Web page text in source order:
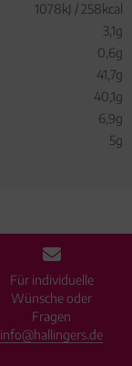
1078kJ / 258kcal
3,1g
0,6g
41,7g
40,1g
6,9g
5g
Für individuelle
Wünsche oder
Fragen
info@hallingers.de